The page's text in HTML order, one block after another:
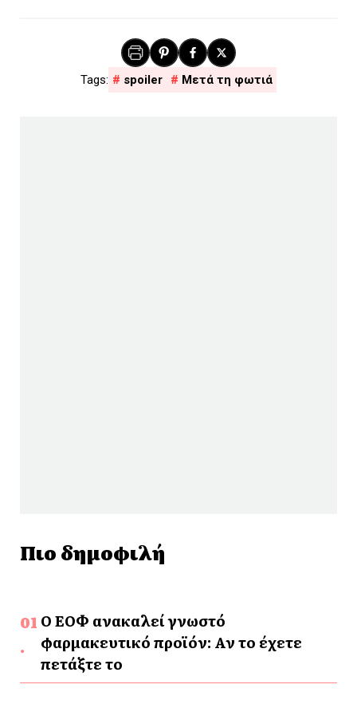
spoiler Μετά τη φωτιά
Πιο δημοφιλή
Ο ΕΟΦ ανακαλεί γνωστό
φαρμακευτικό προϊόν: Αν το έχετε
πετάξτε το